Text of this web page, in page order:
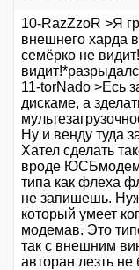
10-RazZzoR >Я
внешнего харда
семёрко не
11-torNado >Есь
дискаме, а
Ну и венду туда
Хател сделать
вроде
типа как флеха
не запишешь.
который умеет
модемав. Это
так с внешним
авторан лезть не